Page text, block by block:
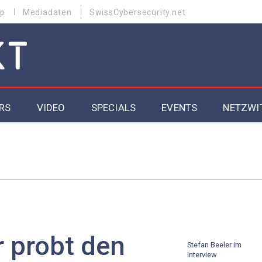
Mediadaten SwissCybersecurity.net
VIDEO SPECIALS EVENTS
probt den
Stefan Beeler im
Interview